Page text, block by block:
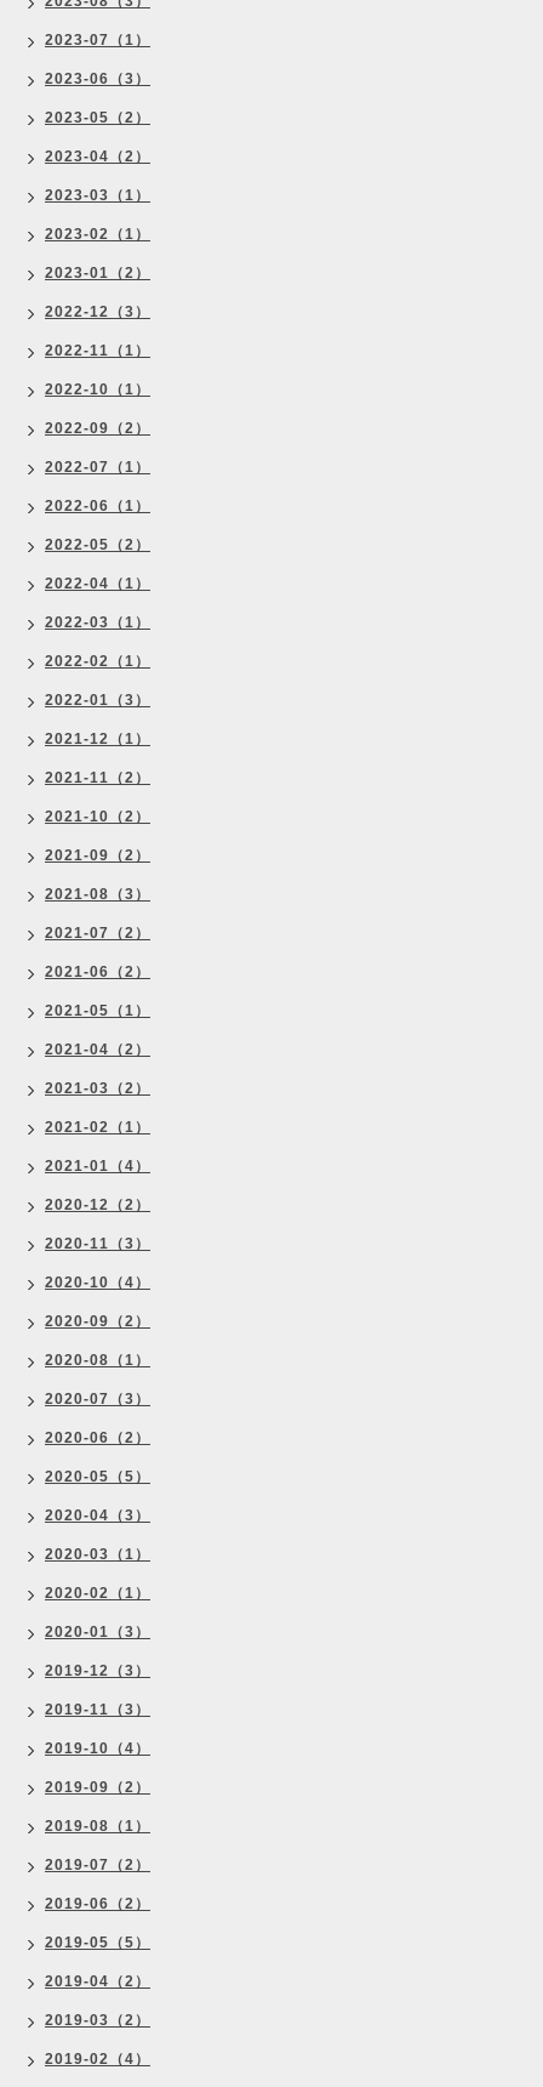
2023-07（1）
2023-06（3）
2023-05（2）
2023-04（2）
2023-03（1）
2023-02（1）
2023-01（2）
2022-12（3）
2022-11（1）
2022-10（1）
2022-09（2）
2022-07（1）
2022-06（1）
2022-05（2）
2022-04（1）
2022-03（1）
2022-02（1）
2022-01（3）
2021-12（1）
2021-11（2）
2021-10（2）
2021-09（2）
2021-08（3）
2021-07（2）
2021-06（2）
2021-05（1）
2021-04（2）
2021-03（2）
2021-02（1）
2021-01（4）
2020-12（2）
2020-11（3）
2020-10（4）
2020-09（2）
2020-08（1）
2020-07（3）
2020-06（2）
2020-05（5）
2020-04（3）
2020-03（1）
2020-02（1）
2020-01（3）
2019-12（3）
2019-11（3）
2019-10（4）
2019-09（2）
2019-08（1）
2019-07（2）
2019-06（2）
2019-05（5）
2019-04（2）
2019-03（2）
2019-02（4）